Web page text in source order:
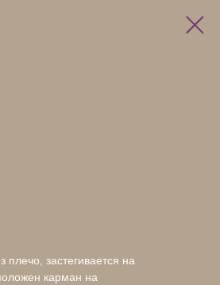
застегивается на
карман на